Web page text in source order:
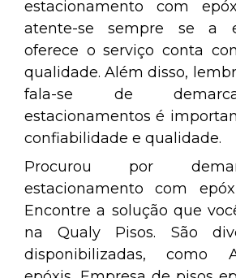
estacionamento com
atente-se sempre se a
oferece o serviço conta
qualidade. Além disso,
fala-se de
estacionamentos é
confiabilidade e qualidade.
Procurou por
estacionamento com
Encontre a solução que
na Qualy Pisos. São
disponibilizadas, como